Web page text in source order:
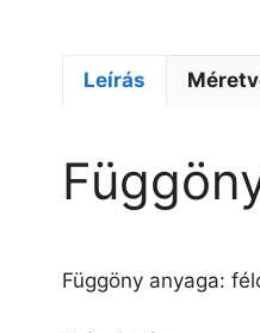
Leírás
Függöny anyaga: